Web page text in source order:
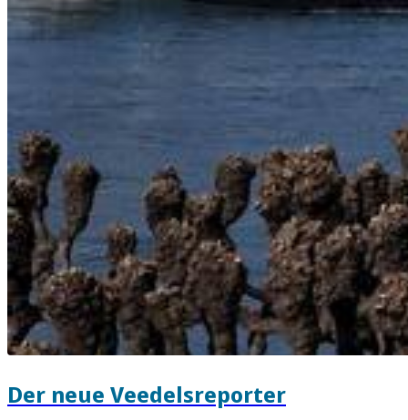
Der neue Veedelsreporter